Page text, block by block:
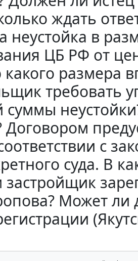
ждать
неустойка в
ЦБ РФ от
размера
требовать
с
суда. В
Может ли